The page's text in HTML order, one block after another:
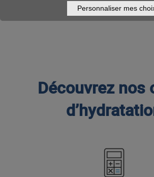
Précédent
Découvrez nos
Personnaliser mes